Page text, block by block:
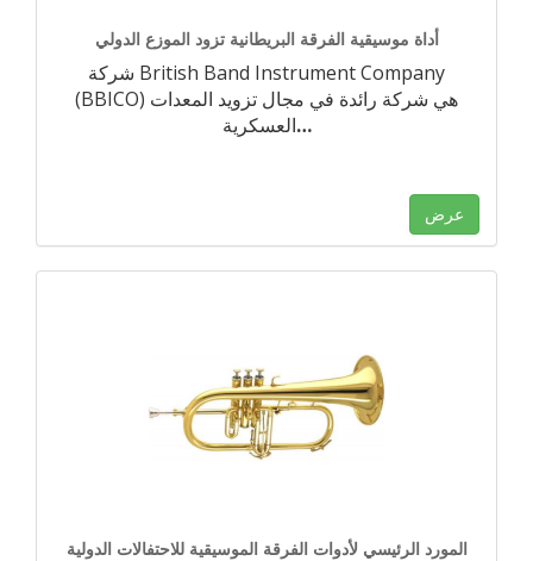
أداة موسيقية الفرقة البريطانية تزود الموزع الدولي
شركة British Band Instrument Company
(BBICO) هي شركة رائدة في مجال تزويد المعدات
العسكرية…
عرض
المورد الرئيسي لأدوات الفرقة الموسيقية للاحتفالات الدولية